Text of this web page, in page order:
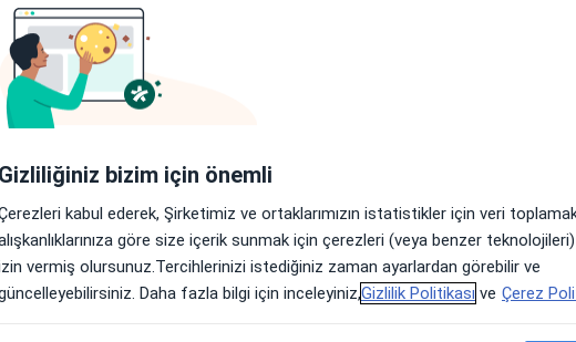
aramanıza yakın bölgelerde bulunuyor.
Aydın Bugün
Online randevu erişime kapalı
Gizliliğiniz bizim için önemli
kabul ederek, Şirketimiz ve ortaklarımızın istatistikler için veri
göre size içerik sunmak için çerezleri (veya benzer
vermiş olursunuz.Tercihlerinizi istediğiniz zaman ayarlardan görebilir ve
Daha fazla bilgi için inceleyiniz,Gizlilik Politikası ve Çerez